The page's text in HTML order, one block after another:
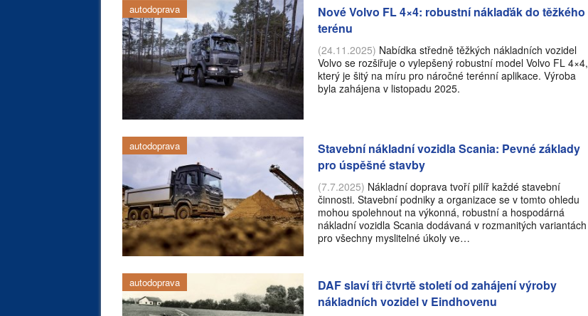
autodoprava
Nové Volvo FL 4×4: robustní náklaďák do těžkého
terénu
(24.11.2025) Nabídka středně těžkých nákladních vozidel
Volvo se rozšiřuje o vylepšený robustní model Volvo FL 4×4,
který je šitý na míru pro náročné terénní aplikace. Výroba
byla zahájena v listopadu 2025.
autodoprava
Stavební nákladní vozidla Scania: Pevné základy
pro úspěšné stavby
(7.7.2025) Nákladní doprava tvoří pilíř každé stavební
činnosti. Stavební podniky a organizace se v tomto ohledu
mohou spolehnout na výkonná, robustní a hospodárná
nákladní vozidla Scania dodávaná v rozmanitých variantách
pro všechny myslitelné úkoly ve…
autodoprava
DAF slaví tři čtvrtě století od zahájení výroby
nákladních vozidel v Eindhovenu